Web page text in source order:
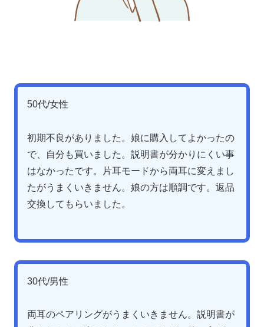
50代/女性
初期不良がありました。娘に購入してよかったの
で、自分も買いました。説明書が分かりにくい事
はなかったです。片耳モードから両耳に変えまし
たがうまくいきません。娘の方は順調です。返品
交換してもらいました。
30代/男性
両耳のペアリングがうまくいきません。説明書が